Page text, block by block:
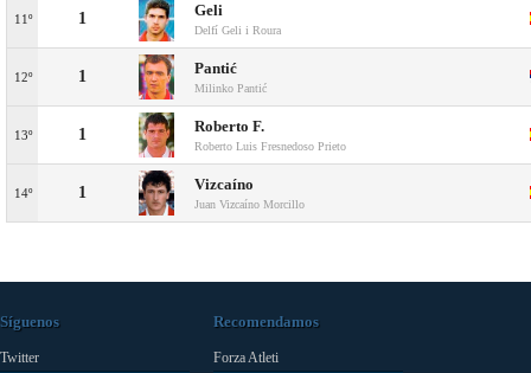
11º 1 Geli
Delfí Geli i Roura
12º 1 Pantić
Milinko Pantić
13º 1 Roberto F.
Roberto Luis Fresnedoso Prieto
14º 1 Vizcaíno
Juan Vizcaíno Morcillo
Síguenos
Twitter
Recomendamos
Forza Atleti